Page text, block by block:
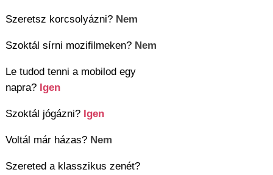
Szeretsz korcsolyázni? Nem
Szoktál sírni mozifilmeken? Nem
Le tudod tenni a mobilod egy
napra? Igen
Szoktál jógázni? Igen
Voltál már házas? Nem
Szereted a klasszikus zenét?